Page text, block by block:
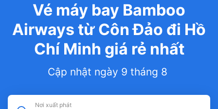
Vé máy bay Bamboo
Airways từ Côn Đảo đi Hồ
Chí Minh giá rẻ nhất
Cập nhật ngày 9 tháng 8
Nơi xuất phát